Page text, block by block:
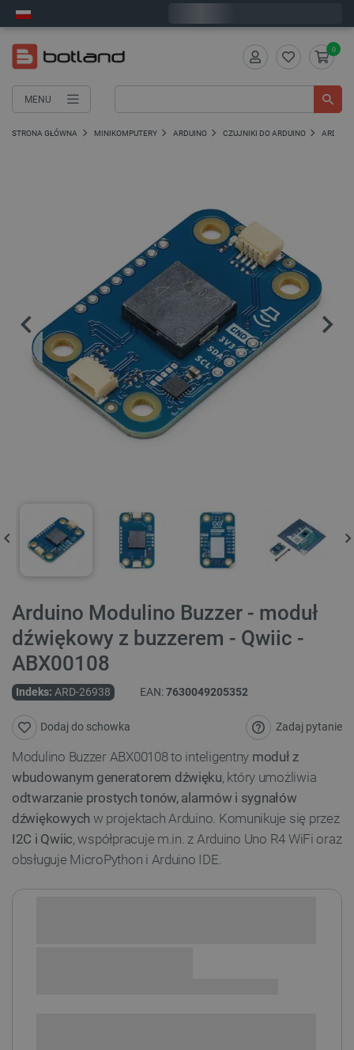
MENU
0
STRONA GŁÓWNA MINIKOMPUTERY ARDUINO CZUJNIKI DO ARDUINO
Arduino Modulino Buzzer - moduł
dźwiękowy z buzzerem - Qwiic -
ABX00108
Indeks: ARD-26938 EAN:7630049205352
Zadaj pytanie
Dodaj do schowka
Modulino Buzzer ABX00108 to inteligentny moduł z
wbudowanym generatorem dźwięku, który umożliwia
odtwarzanie prostych tonów, alarmów i sygnałów
dźwiękowych w projektach Arduino. Komunikuje się przez
I2C i Qwiic, współpracuje m.in. z Arduino Uno R4 WiFi oraz
obsługuje MicroPython i Arduino IDE.